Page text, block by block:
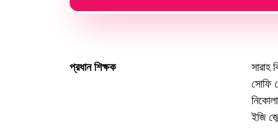
প্রধান শিক্ষক
সারাহ
সোফি
ইজি